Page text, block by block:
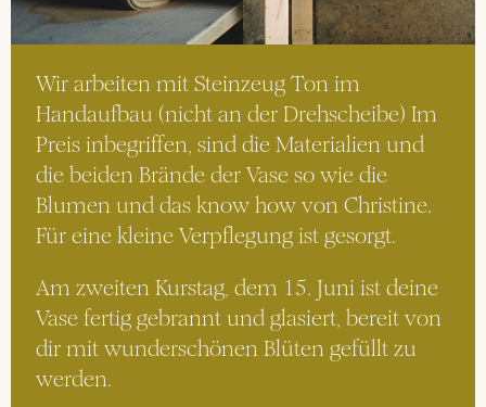
Wir arbeiten mit Steinzeug Ton im
Handaufbau (nicht an der Drehscheibe) Im
Preis inbegriffen, sind die Materialien und
die beiden Brände der Vase so wie die
Blumen und das know how von Christine.
Für eine kleine Verpflegung ist gesorgt.
Am zweiten Kurstag, dem 15. Juni ist deine
Vase fertig gebrannt und glasiert, bereit von
dir mit wunderschönen Blüten gefüllt zu
werden.